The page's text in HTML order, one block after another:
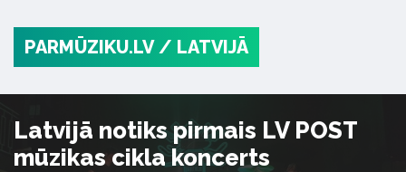
PARMŪZIKU.LV / LATVIJĀ
Latvijā notiks pirmais LV POST
mūzikas cikla koncerts